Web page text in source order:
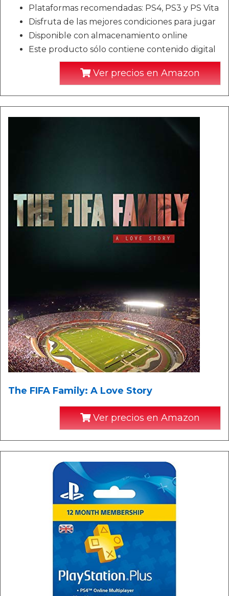
Plataformas recomendadas: PS4, PS3 y PS Vita
Disfruta de las mejores condiciones para jugar
Disponible con almacenamiento online
Este producto sólo contiene contenido digital
Ver precios en Amazon
The FIFA Family: A Love Story
Ver precios en Amazon